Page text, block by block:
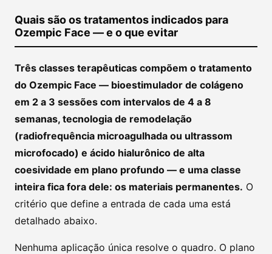
Quais são os tratamentos indicados para
Ozempic Face — e o que evitar
Três classes terapêuticas compõem o tratamento
do Ozempic Face — bioestimulador de colágeno
em 2 a 3 sessões com intervalos de 4 a 8
semanas, tecnologia de remodelação
(radiofrequência microagulhada ou ultrassom
microfocado) e ácido hialurônico de alta
coesividade em plano profundo — e uma classe
inteira fica fora dele: os materiais permanentes. O
critério que define a entrada de cada uma está
detalhado abaixo.
Nenhuma aplicação única resolve o quadro. O plano